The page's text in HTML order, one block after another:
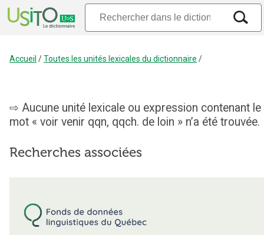
Accueil /Toutes les unités lexicales du dictionnaire /
Aucune unité lexicale ou expression contenant le
mot « voir venir qqn, qqch. de loin » n’a été trouvée.
Recherches associées